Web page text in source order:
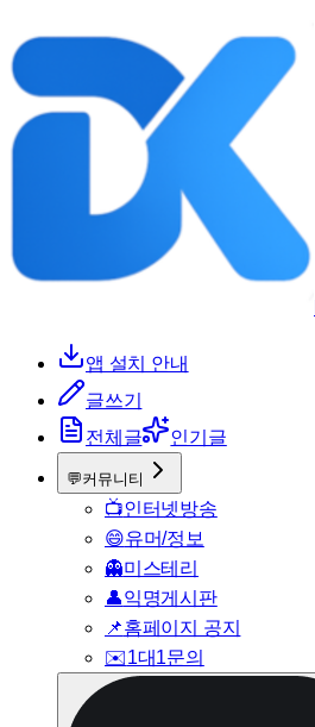
앱 설치 안내
글쓰기
전체글
인기글
💬커뮤니티
📺인터넷방송
😄유머/정보
👻미스테리
👤익명게시판
📌홈페이지 공지
✉️1대1문의